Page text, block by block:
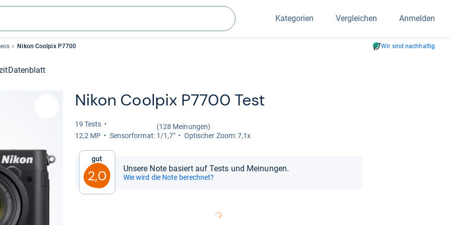
Suchen
Kategorien Vergleichen Anmelden
Nikon Coolpix P7700 Wir sind nachhaltig
Datenblatt
Nikon Cool­pix P7700 Test
19 Tests
(128 Meinungen)
12,2 MP
Sen­sor­for­mat: 1/1,7" Opti­scher Zoom: 7,1x
Gut
2,0 Unsere Note basiert auf Tests und Meinungen.
Wie wird die Note berechnet?